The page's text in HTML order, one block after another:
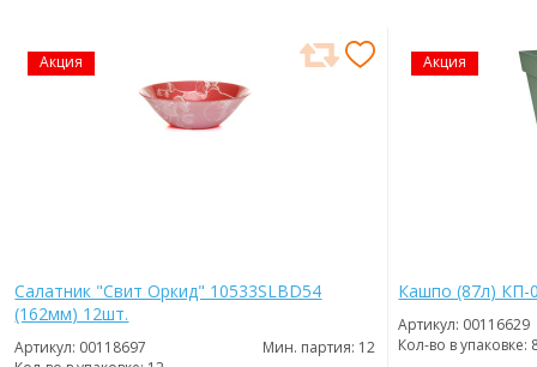
Акция
Салатник "Свит Оркид" 10533SLBD54
(162мм) 12шт.
Артикул: 00118697
Мин. партия: 12
Акция
Кашпо (87л) КП-
Артикул: 00116629
Кол-во в упаковке: